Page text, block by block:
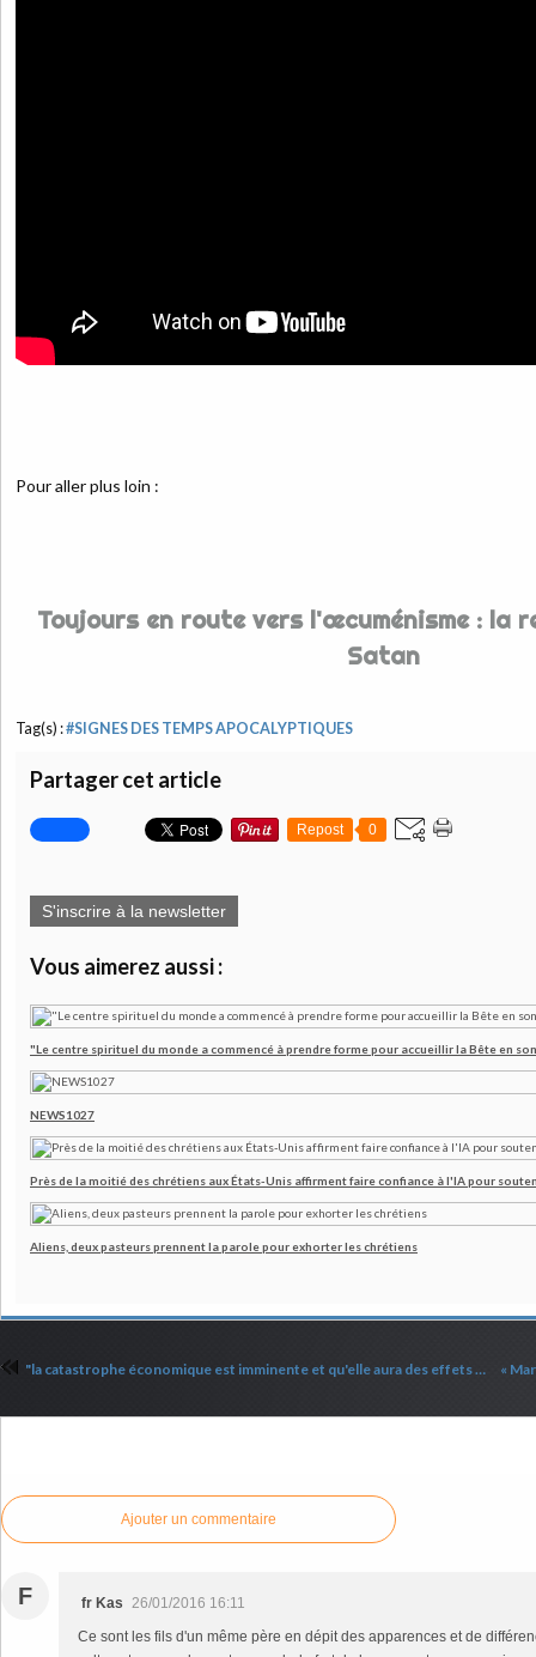
Pour aller plus loin :
Toujours en route vers l'œcuménisme : la
Satan
Tag(s) :#SIGNES DES TEMPS APOCALYPTIQUES
Partager cet article
Repost 0
S'inscrire à la newsletter
Vous aimerez aussi :
"Le centre spirituel du monde a commencé à prendre forme pour accueillir la Bête en
NEWS1027
Près de la moitié des chrétiens aux États-Unis affirment faire confiance à l'IA pour
Aliens, deux pasteurs prennent la parole pour exhorter les chrétiens
"la catastrophe économique est imminente et qu'elle aura des effets dévastateurs sur les déplacements de population"
Ajouter un commentaire
F fr Kas
26/01/2016 16:11
Ce sont les fils d'un même père en dépit des apparences et de